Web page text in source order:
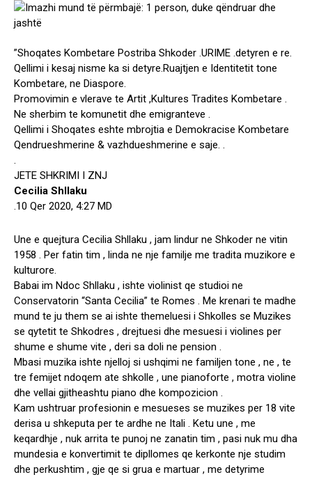
”Shoqates Kombetare Postriba Shkoder .URIME .detyren e re.
Qellimi i kesaj nisme ka si detyre.Ruajtjen e Identitetit tone
Kombetare, ne Diaspore.
Promovimin e vlerave te Artit ,Kultures Tradites Kombetare .
Ne sherbim te komunetit dhe emigranteve .
Qellimi i Shoqates eshte mbrojtia e Demokracise Kombetare
Qendrueshmerine & vazhdueshmerine e saje. .
.
JETE SHKRIMI I ZNJ
Cecilia Shllaku
.10 Qer 2020, 4:27 MD
Une e quejtura Cecilia Shllaku , jam lindur ne Shkoder ne vitin
1958 . Per fatin tim , linda ne nje familje me tradita muzikore e
kulturore.
Babai im Ndoc Shllaku , ishte violinist qe studioi ne
Conservatorin “Santa Cecilia” te Romes . Me krenari te madhe
mund te ju them se ai ishte themeluesi i Shkolles se Muzikes
se qytetit te Shkodres , drejtuesi dhe mesuesi i violines per
shume e shume vite , deri sa doli ne pension .
Mbasi muzika ishte njelloj si ushqimi ne familjen tone , ne , te
tre femijet ndoqem ate shkolle , une pianoforte , motra violine
dhe vellai gjitheashtu piano dhe kompozicion .
Kam ushtruar profesionin e mesueses se muzikes per 18 vite
derisa u shkeputa per te ardhe ne Itali . Ketu une , me
keqardhje , nuk arrita te punoj ne zanatin tim , pasi nuk mu dha
mundesia e konvertimit te dipllomes qe kerkonte nje studim
dhe perkushtim , gje qe si grua e martuar , me detyrime